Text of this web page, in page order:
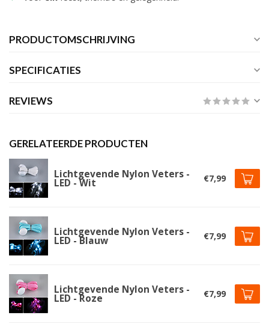
PRODUCTOMSCHRIJVING
SPECIFICATIES
REVIEWS
GERELATEERDE PRODUCTEN
Lichtgevende Nylon Veters -
LED - Wit €7,99
Lichtgevende Nylon Veters -
LED - Blauw €7,99
Lichtgevende Nylon Veters -
LED - Roze €7,99